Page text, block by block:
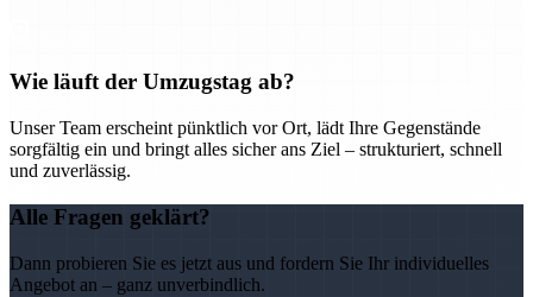
Wie läuft der Umzugstag ab?
Unser Team erscheint pünktlich vor Ort, lädt Ihre Gegenstände
sorgfältig ein und bringt alles sicher ans Ziel – strukturiert, schnell
und zuverlässig.
Alle Fragen geklärt?
Dann probieren Sie es jetzt aus und fordern Sie Ihr individuelles
Angebot an – ganz unverbindlich.